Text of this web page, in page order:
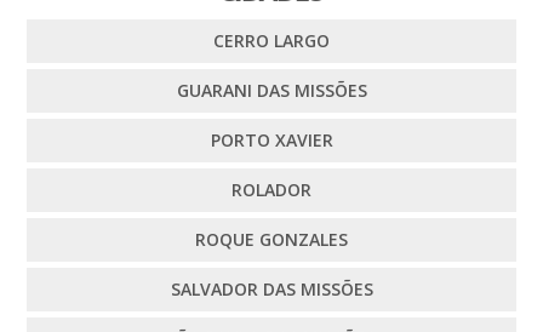
CERRO LARGO
GUARANI DAS MISSÕES
PORTO XAVIER
ROLADOR
ROQUE GONZALES
SALVADOR DAS MISSÕES